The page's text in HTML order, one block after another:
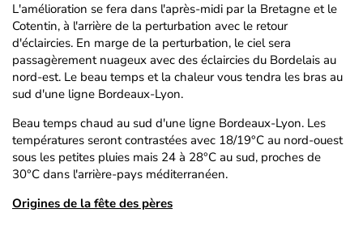
L'amélioration se fera dans l'après-midi par la Bretagne et le
Cotentin, à l'arrière de la perturbation avec le retour
d'éclaircies. En marge de la perturbation, le ciel sera
passagèrement nuageux avec des éclaircies du Bordelais au
nord-est. Le beau temps et la chaleur vous tendra les bras au
sud d'une ligne Bordeaux-Lyon.
Beau temps chaud au sud d'une ligne Bordeaux-Lyon. Les
températures seront contrastées avec 18/19°C au nord-ouest
sous les petites pluies mais 24 à 28°C au sud, proches de
30°C dans l'arrière-pays méditerranéen.
Origines de la fête des pères